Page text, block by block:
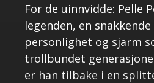
For de uinnvidde: Pelle
legenden, en
personlighet og sjarm
trollbundet
er han tilbake i en